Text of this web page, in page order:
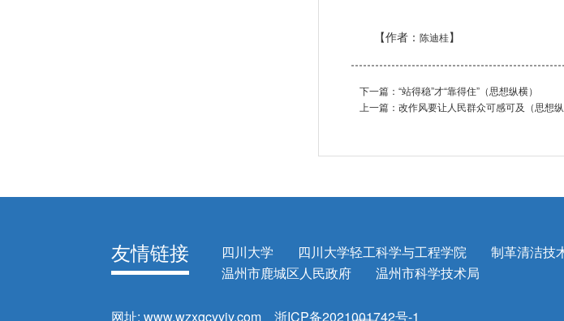
【作者：陈迪桂】
下一篇： “站得稳”才“靠得住”（思想纵横）
上一篇： 改作风要让人民群众可感可及（思想纵
友情链接 四川大学 四川大学轻工科学与工程学院 制革清洁技
温州市鹿城区人民政府
温州市科学技术局
网址: www.wzxgcyyjy.com 浙ICP备2021001742号-1